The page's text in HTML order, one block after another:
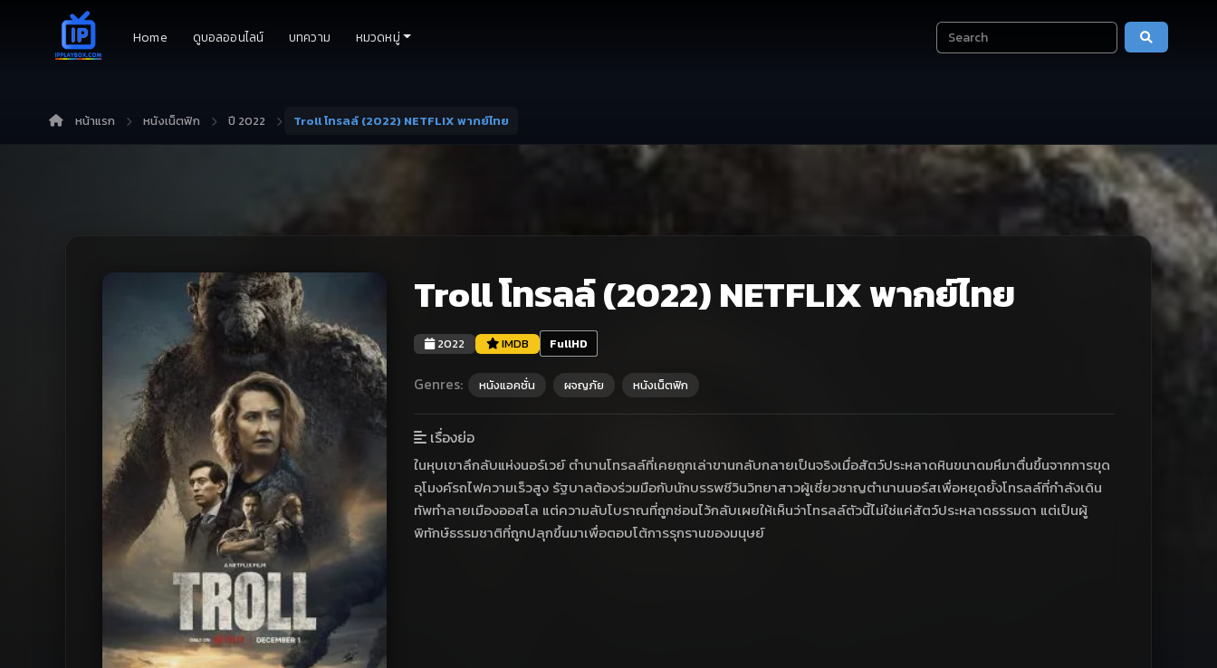
Home ดูบอลออนไลน์ บทความ หมวดหมู่
หน้าแรก หนังเน็ตฟิก ปี 2022 Troll โทรลล์ (2022) NETFLIX พากย์ไทย
Troll โทรลล์ (2022) NETFLIX พากย์ไทย
2022 IMDB FullHD
Genres: หนังแอคชั่น ผจญภัย หนังเน็ตฟิก
เรื่องย่อ
ในหุบเขาลึกลับแห่งนอร์เวย์ ตำนานโทรลล์ที่เคยถูกเล่าขานกลับกลายเป็นจริงเมื่อสัตว์ประหลาดหินขนาดมหึมาตื่นขึ้นจากการขุด
อุโมงค์รถไฟความเร็วสูง รัฐบาลต้องร่วมมือกับนักบรรพชีวินวิทยาสาวผู้เชี่ยวชาญตำนานนอร์สเพื่อหยุดยั้งโทรลล์ที่กำลังเดิน
ทัพทำลายเมืองออสโล แต่ความลับโบราณที่ถูกซ่อนไว้กลับเผยให้เห็นว่าโทรลล์ตัวนี้ไม่ใช่แค่สัตว์ประหลาดธรรมดา แต่เป็นผู้
พิทักษ์ธรรมชาติที่ถูกปลุกขึ้นมาเพื่อตอบโต้การรุกรานของมนุษย์